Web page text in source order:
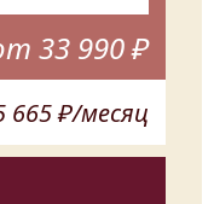
33 990 ₽
665 ₽/месяц